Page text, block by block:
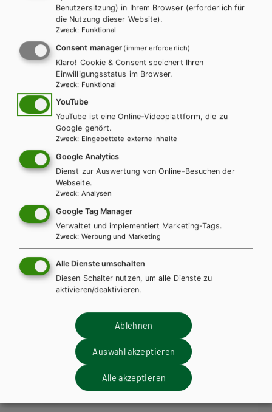
BS GEWERBLICH HUT
Fachkenntnisse 2 Anlagenmechaniker SHK
Lernfelder 9 - 15
Lehrbuch Zusatzmaterial
Benutzersitzung) in Ihrem Browser (erforderlich für
die Nutzung dieser Website).
Zweck: Funktional
Consent manager (immer erforderlich)
Klaro! Cookie & Consent speichert Ihren
Einwilligungsstatus im Browser.
Zweck: Funktional
YouTube
YouTube ist eine Online-Videoplattform, die zu
Google gehört.
Zweck: Eingebettete externe Inhalte
Google Analytics
Dienst zur Auswertung von Online-Besuchen der
Webseite.
Zweck: Analysen
Google Tag Manager
Verwaltet und implementiert Marketing-Tags.
Zweck: Werbung und Marketing
Alle Dienste umschalten
Diesen Schalter nutzen, um alle Dienste zu
aktivieren/deaktivieren.
Ablehnen
Auswahl akzeptieren
Alle akzeptieren